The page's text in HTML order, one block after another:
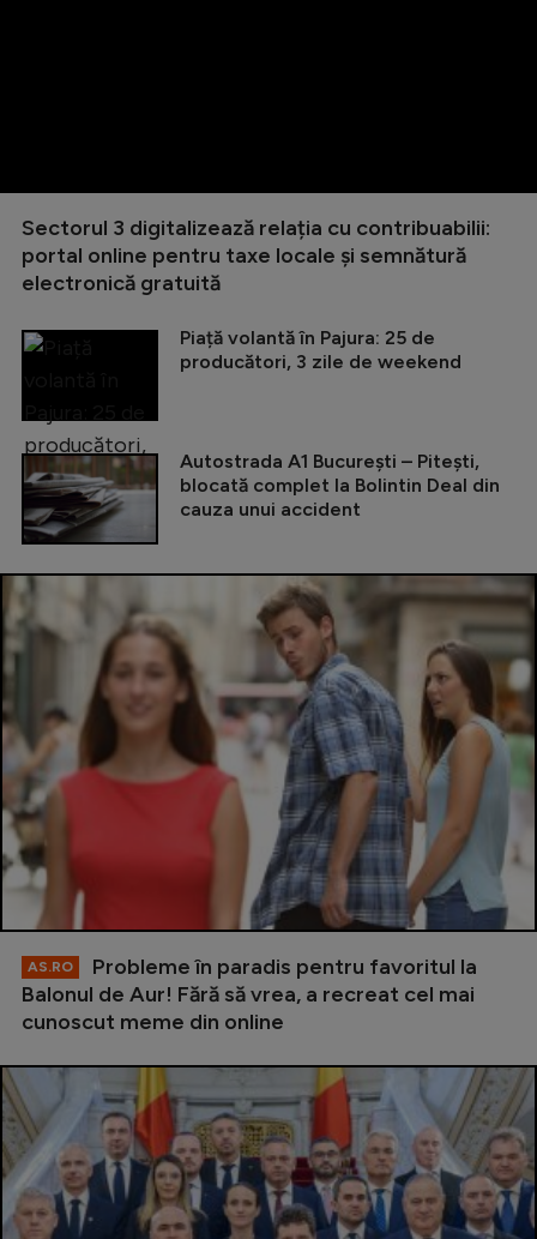
Sectorul 3 digitalizează relația cu contribuabilii:
portal online pentru taxe locale și semnătură
electronică gratuită
Piață volantă în Pajura: 25 de
producători, 3 zile de weekend
Autostrada A1 București – Pitești,
blocată complet la Bolintin Deal din
cauza unui accident
AS.RO
Probleme în paradis pentru favoritul la
Balonul de Aur! Fără să vrea, a recreat cel mai
cunoscut meme din online